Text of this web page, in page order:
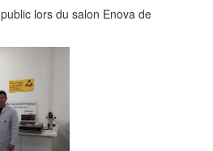
lors du salon Enova de